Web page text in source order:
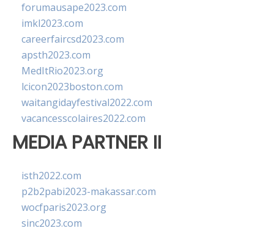
forumausape2023.com
imkl2023.com
careerfaircsd2023.com
apsth2023.com
MedItRio2023.org
lcicon2023boston.com
waitangidayfestival2022.com
vacancesscolaires2022.com
MEDIA PARTNER II
isth2022.com
p2b2pabi2023-makassar.com
wocfparis2023.org
sinc2023.com